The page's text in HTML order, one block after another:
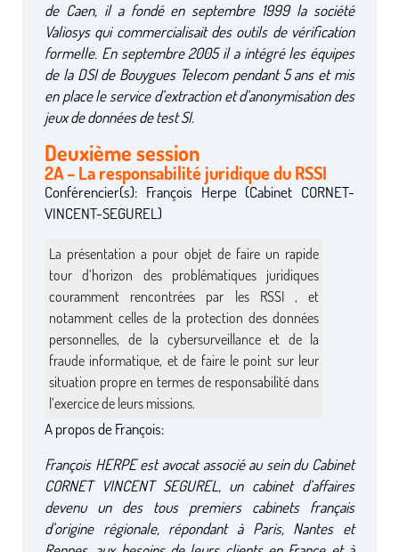
de Caen, il a fondé en septembre 1999 la société
Valiosys qui commercialisait des outils de vérification
formelle. En septembre 2005 il a intégré les équipes
de la DSI de Bouygues Telecom pendant 5 ans et mis
en place le service d’extraction et d’anonymisation des
jeux de données de test SI.
Deuxième session
2A – La responsabilité juridique du RSSI
Conférencier(s): François Herpe (Cabinet CORNET-
VINCENT-SEGUREL)
La présentation a pour objet de faire un rapide
tour d’horizon des problématiques juridiques
couramment rencontrées par les RSSI , et
notamment celles de la protection des données
personnelles, de la cybersurveillance et de la
fraude informatique, et de faire le point sur leur
situation propre en termes de responsabilité dans
l’exercice de leurs missions.
A propos de François:
François HERPE est avocat associé au sein du Cabinet
CORNET VINCENT SEGUREL, un cabinet d’affaires
devenu un des tous premiers cabinets français
d’origine régionale, répondant à Paris, Nantes et